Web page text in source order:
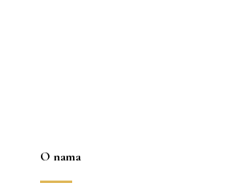
O nama